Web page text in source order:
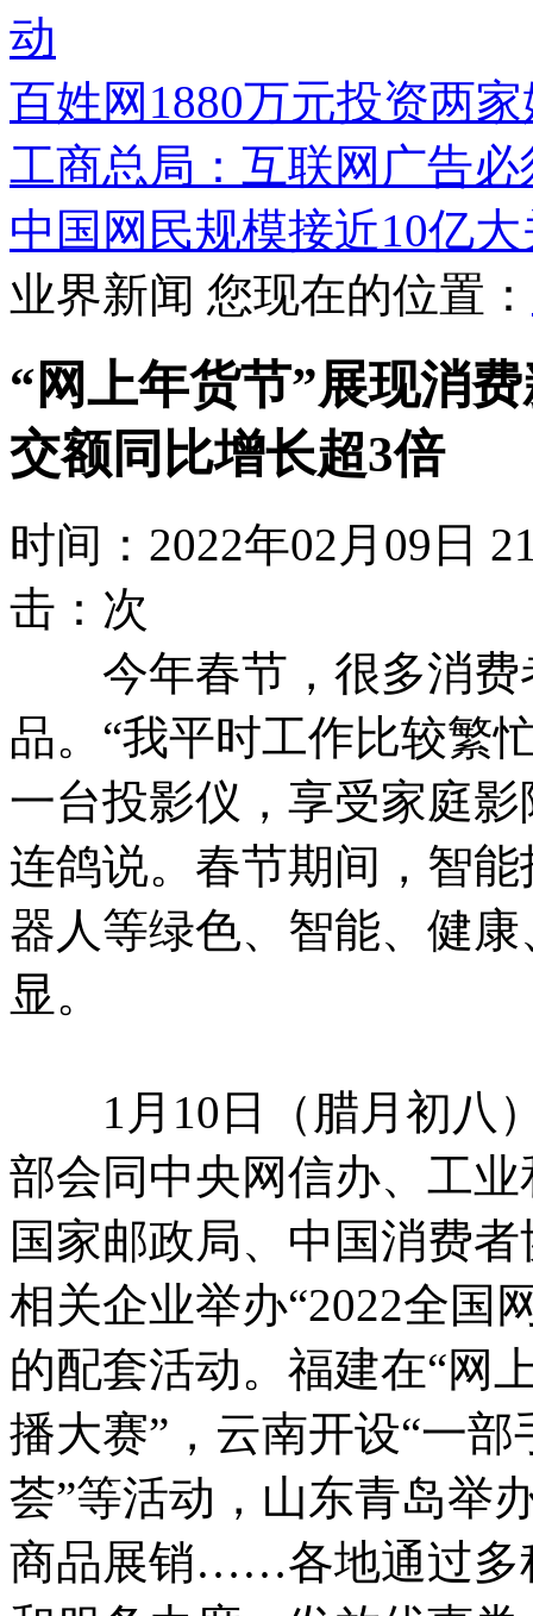
动
百姓网1880万元投资两
工商总局：互联网广告
中国网民规模接近10亿
业界新闻 您现在的位置：
“网上年货节”展现消
交额同比增长超3倍
时间：2022年02月09
击： 次
今年春节，很多消费
品。“我平时工作比较繁
一台投影仪，享受家庭
连鸽说。春节期间，智
器人等绿色、智能、健
显。
1月10日（腊月初八）
部会同中央网信办、工
国家邮政局、中国消费
相关企业举办“2022全国
的配套活动。福建在“网
播大赛”，云南开设“一
荟”等活动，山东青岛举
商品展销……各地通过多